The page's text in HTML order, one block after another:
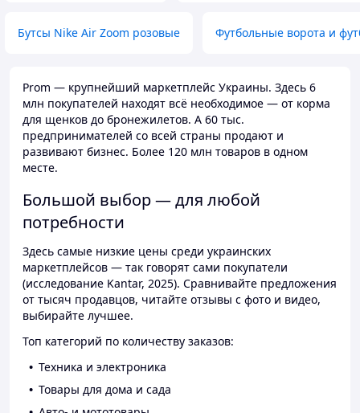
Бутсы Nike Air Zoom розовые Футбольные ворота и
Prom — крупнейший маркетплейс Украины. Здесь 6
млн покупателей находят всё необходимое — от корма
для щенков до бронежилетов. А 60 тыс.
предпринимателей со всей страны продают и
развивают бизнес. Более 120 млн товаров в одном
месте.
Большой выбор — для любой
потребности
Здесь самые низкие цены среди украинских
маркетплейсов — так говорят сами покупатели
(исследование Kantar, 2025). Сравнивайте предложения
от тысяч продавцов, читайте отзывы с фото и видео,
выбирайте лучшее.
Топ категорий по количеству заказов:
Техника и электроника
Товары для дома и сада